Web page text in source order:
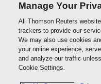
トムソン・ロイターにつ
公式SNS
Manage Your
All Thomson Reuters
trackers to provide our
We may also use cookies
your online experience,
and analyze our traffic
Cookie Settings.